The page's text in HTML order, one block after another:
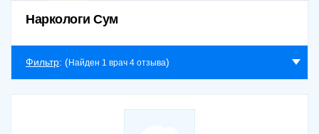
Наркологи Сум
Фильтр: (Найден 1 врач 4 отзыва)